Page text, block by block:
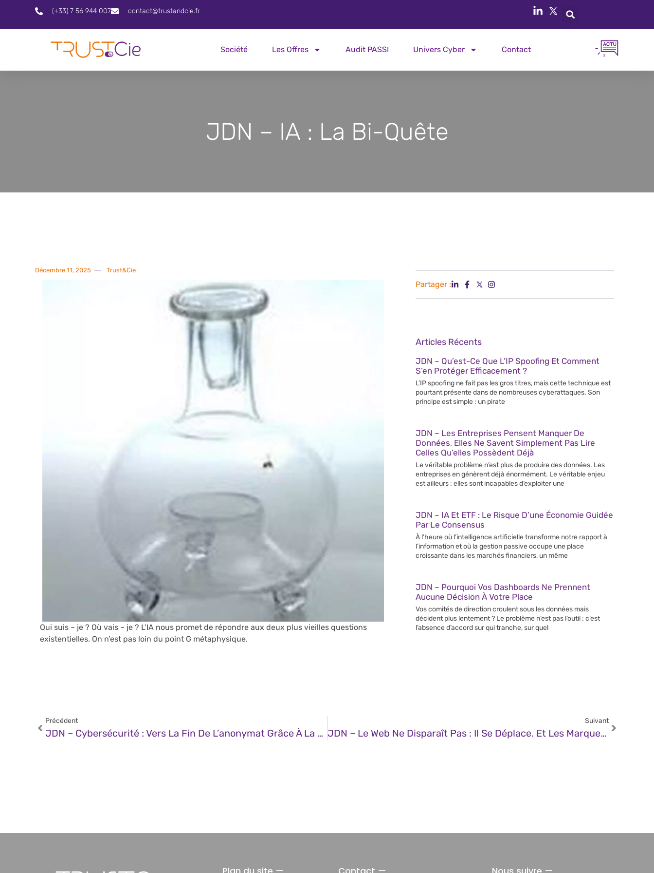
(+33) 7 56 944 007 contact@trustandcie.fr
Société Les Offres Audit PASSI Univers Cyber Contact
JDN – IA : La Bi-Quête
Décembre 11, 2025 Trust&Cie
Qui suis – je ? Où vais – je ? L’IA nous promet de répondre aux deux plus vieilles questions
existentielles. On n’est pas loin du point G métaphysique.
Partager :
Articles Récents
JDN – Qu’est-Ce Que L’IP Spoofing Et Comment
S’en Protéger Efficacement ?
L’IP spoofing ne fait pas les gros titres, mais cette technique est
pourtant présente dans de nombreuses cyberattaques. Son
principe est simple ; un pirate
JDN – Les Entreprises Pensent Manquer De
Données, Elles Ne Savent Simplement Pas Lire
Celles Qu’elles Possèdent Déjà
Le véritable problème n’est plus de produire des données. Les
entreprises en génèrent déjà énormément. Le véritable enjeu
est ailleurs : elles sont incapables d’exploiter une
JDN – IA Et ETF : Le Risque D’une Économie Guidée
Par Le Consensus
À l’heure où l’intelligence artificielle transforme notre rapport à
l’information et où la gestion passive occupe une place
croissante dans les marchés financiers, un même
JDN – Pourquoi Vos Dashboards Ne Prennent
Aucune Décision À Votre Place
Vos comités de direction croulent sous les données mais
décident plus lentement ? Le problème n’est pas l’outil : c’est
l’absence d’accord sur qui tranche, sur quel
Précédent
JDN – Cybersécurité : Vers La Fin De L’anonymat Grâce À La Stylométrie
Suivant
JDN – Le Web Ne Disparaît Pas : Il Se Déplace. Et Les Marques Ne Sont Pas Prêtes Pour L’économie Des Agents.